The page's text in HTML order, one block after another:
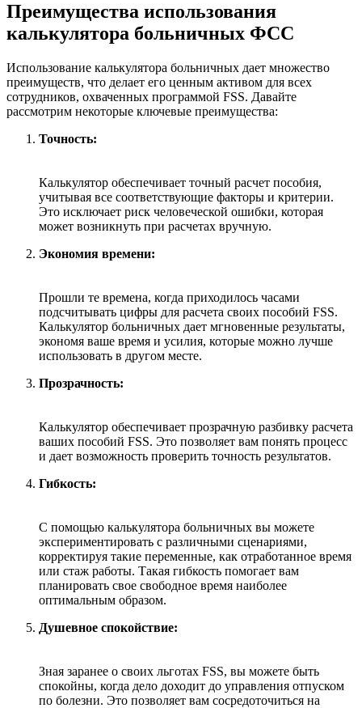
Преимущества использования
калькулятора больничных ФСС
Использование калькулятора больничных дает множество
преимуществ, что делает его ценным активом для всех
сотрудников, охваченных программой FSS. Давайте
рассмотрим некоторые ключевые преимущества:
Точность:
Калькулятор обеспечивает точный расчет пособия,
учитывая все соответствующие факторы и критерии.
Это исключает риск человеческой ошибки, которая
может возникнуть при расчетах вручную.
Экономия времени:
Прошли те времена, когда приходилось часами
подсчитывать цифры для расчета своих пособий FSS.
Калькулятор больничных дает мгновенные результаты,
экономя ваше время и усилия, которые можно лучше
использовать в другом месте.
Прозрачность:
Калькулятор обеспечивает прозрачную разбивку расчета
ваших пособий FSS. Это позволяет вам понять процесс
и дает возможность проверить точность результатов.
Гибкость:
С помощью калькулятора больничных вы можете
экспериментировать с различными сценариями,
корректируя такие переменные, как отработанное время
или стаж работы. Такая гибкость помогает вам
планировать свое свободное время наиболее
оптимальным образом.
Душевное спокойствие:
Зная заранее о своих льготах FSS, вы можете быть
спокойны, когда дело доходит до управления отпуском
по болезни. Это позволяет вам сосредоточиться на